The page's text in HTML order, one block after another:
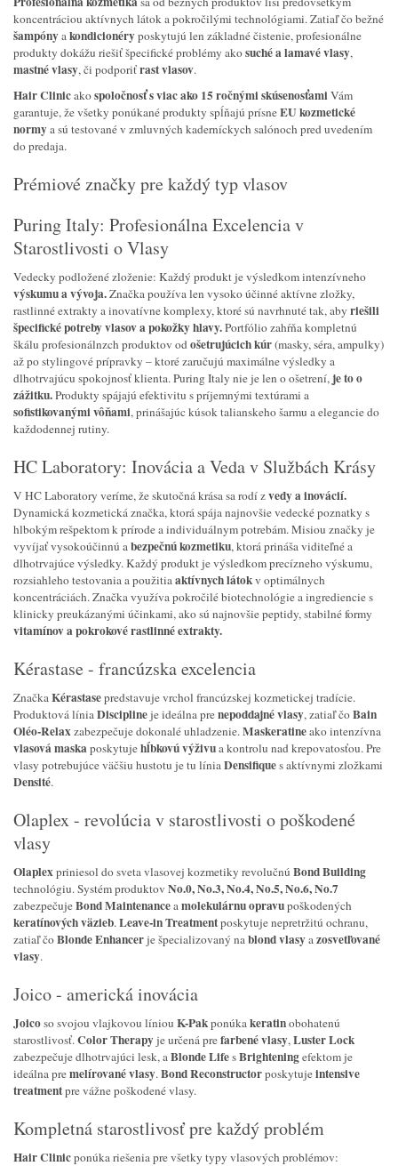
koncentráciou aktívnych látok a pokročilými technológiami. Zatiaľ čo bežné
šampónyakondicionéryposkytujú len základné čistenie, profesionálne
produkty dokážu riešiť špecifické problémy akosuché a lamavé vlasy,
mastné vlasy, či podporiťrast vlasov.
Hair Clinicakospoločnosť s viac ako 15 ročnými skúsenosťamiVám
garantuje, že všetky ponúkané produkty spĺňajú prísneEU kozmetické
normya sú testované v zmluvných kaderníckych salónoch pred uvedením
do predaja.
Prémiové značky pre každý typ vlasov
Puring Italy: Profesionálna Excelencia v
Starostlivosti o Vlasy
Vedecky podložené zloženie: Každý produkt je výsledkom intenzívneho
výskumu a vývoja.Značka používa len vysoko účinné aktívne zložky,
rastlinné extrakty a inovatívne komplexy, ktoré sú navrhnuté tak, aby riešili
špecifické potreby vlasov a pokožky hlavy.Portfólio zahŕňa kompletnú
škálu profesionálnzch produktov odošetrujúcich kúr(masky, séra, ampulky)
až po stylingové prípravky – ktoré zaručujú maximálne výsledky a
dlhotrvajúcu spokojnosť klienta. Puring Italy nie je len o ošetrení, je to o
zážitku.Produkty spájajú efektivitu s príjemnými textúrami a
sofistikovanými vôňami, prinášajúc kúsok talianskeho šarmu a elegancie do
každodennej rutiny.
HC Laboratory: Inovácia a Veda v Službách Krásy
V HC Laboratory veríme, že skutočná krása sa rodí zvedy a inovácií.
Dynamická kozmetická značka, ktorá spája najnovšie vedecké poznatky s
hlbokým rešpektom k prírode a individuálnym potrebám. Misiou značky je
vyvíjať vysokoúčinnú abezpečnú kozmetiku, ktorá prináša viditeľné a
dlhotrvajúce výsledky. Každý produkt je výsledkom precízneho výskumu,
rozsiahleho testovania a použitiaaktívnych látokv optimálnych
koncentráciách. Značka využíva pokročilé biotechnológie a ingrediencie s
klinicky preukázanými účinkami, ako sú najnovšie peptidy, stabilné formy
vitamínov a pokrokové rastlinné extrakty.
Kérastase - francúzska excelencia
ZnačkaKérastasepredstavuje vrchol francúzskej kozmetickej tradície.
Produktová líniaDisciplineje ideálna prenepoddajné vlasy, zatiaľ čoBain
Oléo-Relaxzabezpečuje dokonalé uhladzenie.Maskeratineako intenzívna
vlasová maskaposkytujehĺbkovú výživua kontrolu nad krepovatosťou. Pre
vlasy potrebujúce väčšiu hustotu je tu líniaDensifiques aktívnymi zložkami
Densité.
Olaplex - revolúcia v starostlivosti o poškodené
vlasy
Olaplexpriniesol do sveta vlasovej kozmetiky revolučnú Bond Building
technológiu. Systém produktov No.0, No.3, No.4, No.5, No.6, No.7
zabezpečujeBond Maintenanceamolekulárnu opravupoškodených
keratínových väzieb.Leave-in Treatmentposkytuje nepretržitú ochranu,
zatiaľ čoBlonde Enhancerje špecializovaný nablond vlasyazosvetľované
vlasy.
Joico - americká inovácia
Joicoso svojou vlajkovou líniou K-Pakponúkakeratinobohatenú
starostlivosť.Color Therapyje určená prefarbené vlasy,Luster Lock
zabezpečuje dlhotrvajúci lesk, aBlonde LifesBrighteningefektom je
ideálna premelírované vlasy.Bond Reconstructorposkytujeintensive
treatmentpre vážne poškodené vlasy.
Kompletná starostlivosť pre každý problém
Hair Clinicponúka riešenia pre všetky typy vlasových problémov: